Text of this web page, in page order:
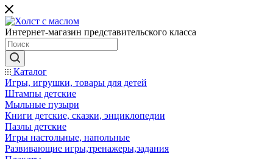
Интернет-магазин представительского класса
Каталог
Игры, игрушки, товары для детей
Штампы детские
Мыльные пузыри
Книги детские, сказки, энциклопедии
Пазлы детские
Игры настольные, напольные
Развивающие игры,тренажеры,задания